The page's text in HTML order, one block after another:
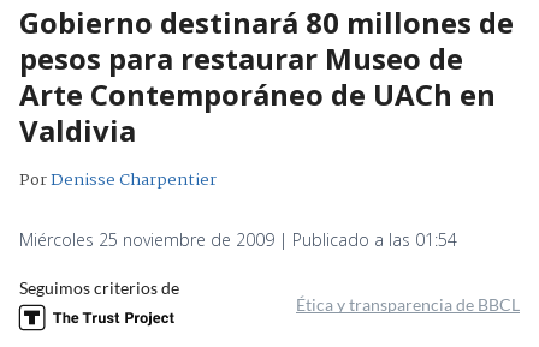
Gobierno destinará 80 millones de
pesos para restaurar Museo de
Arte Contemporáneo de UACh en
Valdivia
PorDenisse Charpentier
Miércoles 25 noviembre de 2009 | Publicado a las 01:54
Seguimos criterios de
Ética y transparencia de BBCL